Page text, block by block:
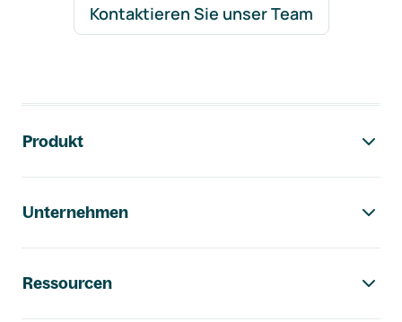
Kontaktieren Sie unser Team
Produkt
Unternehmen
Ressourcen